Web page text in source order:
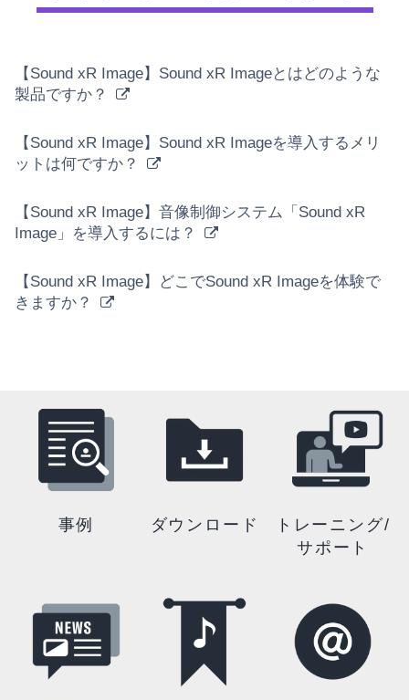
【Sound xR Image】Sound xR Imageとはどのような
製品ですか？
【Sound xR Image】Sound xR Imageを導入するメリ
ットは何ですか？
【Sound xR Image】音像制御システム「Sound xR
Image」を導入するには？
【Sound xR Image】どこでSound xR Imageを体験で
きますか？
事例 ダウンロード
トレーニング/
サポート